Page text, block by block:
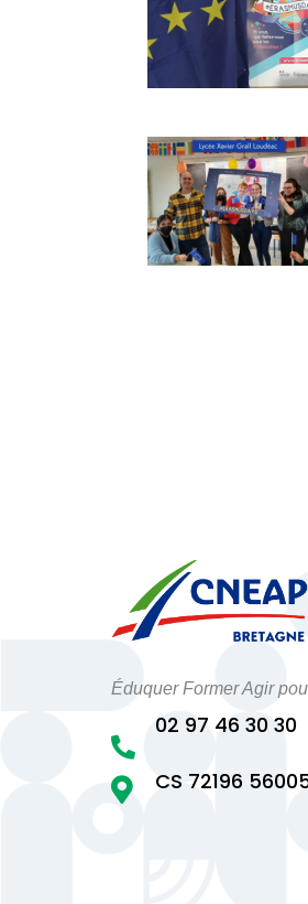
Éduquer Former Agir

 CS 72196
02 97 46 30 30